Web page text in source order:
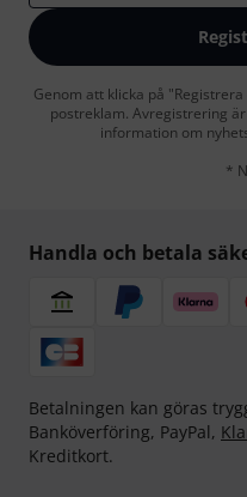
Genom att klicka på
postreklam. Avregistrering
information om
*
Handla och betala
Betalningen kan göras
Banköverföring, PayPal,
Kreditkort.